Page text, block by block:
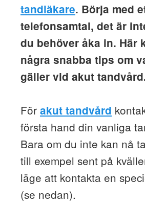
tandläkare. Börja med
telefonsamtal, det är
du behöver åka in. Här
några snabba tips om
gäller vid akut
För akut tandvård
första hand din vanliga
Bara om du inte kan nå
till exempel sent på
läge att kontakta en
(se nedan).